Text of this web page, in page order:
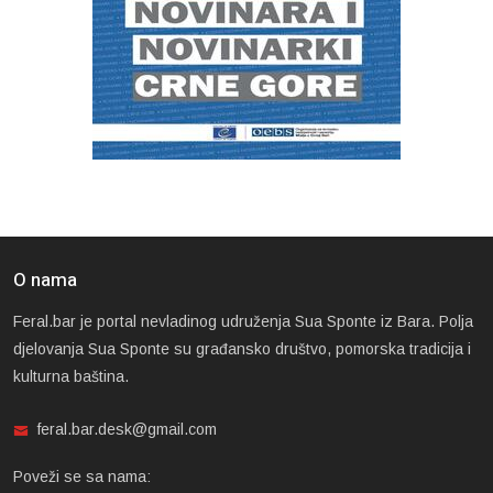
O nama
Feral.bar je portal nevladinog udruženja Sua Sponte iz Bara. Polja
djelovanja Sua Sponte su građansko društvo, pomorska tradicija i
kulturna baština.
feral.bar.desk@gmail.com
Poveži se sa nama: